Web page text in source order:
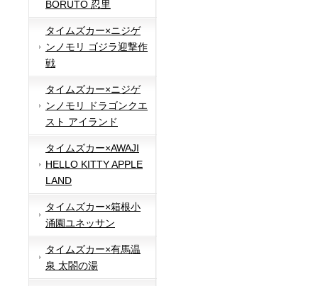
BORUTO 忍里
タイムズカー×ニジゲ
ンノモリ ゴジラ迎撃作
戦
タイムズカー×ニジゲ
ンノモリ ドラゴンクエ
スト アイランド
タイムズカー×AWAJI
HELLO KITTY APPLE
LAND
タイムズカー×箱根小
涌園ユネッサン
タイムズカー×有馬温
泉 太閤の湯